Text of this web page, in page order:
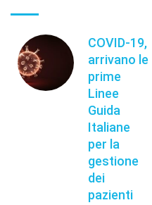
COVID-19,
arrivano le
prime
Linee
Guida
Italiane
per la
gestione
dei
pazienti